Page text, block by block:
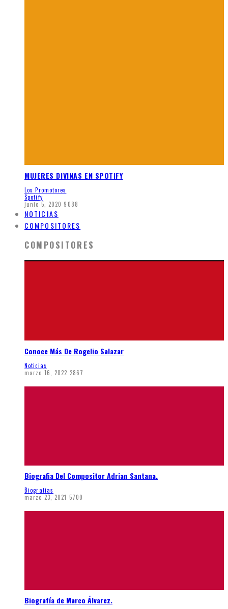
MUJERES DIVINAS EN SPOTIFY
Los Promotores
Spotify
junio 5, 2020 9088
NOTICIAS
COMPOSITORES
COMPOSITORES
Conoce Más De Rogelio Salazar
Noticias
marzo 16, 2022 2867
Biografia Del Compositor Adrian Santana.
Biografias
marzo 23, 2021 5700
Biografía de Marco Álvarez.